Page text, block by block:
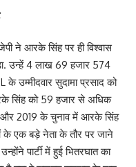
ने आरके सिंह पर ही विश्वास
उन्हें 4 लाख 69 हजार 574
के उम्मीदवार सुदामा प्रसाद को
सिंह को 59 हजार से अधिक
और 2019 के चुनाव में आरके सिंह
एक बड़े नेता के तौर पर जाने
पार्टी में हुई भितरघात का